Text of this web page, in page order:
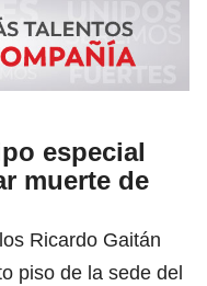
especial
muerte de
Ricardo Gaitán
piso de la sede del